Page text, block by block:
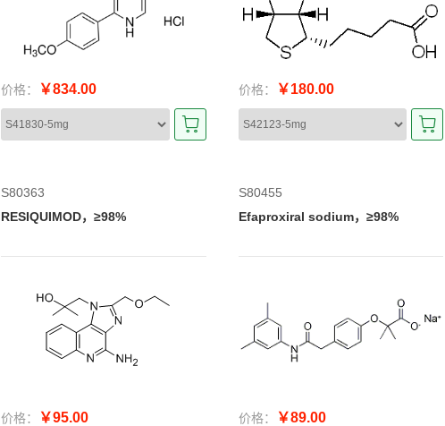
价格： ￥834.00 价格： ￥180.00
S80363
RESIQUIMOD，≥98%
价格： ￥95.00
S80455
Efaproxiral sodium，≥98%
价格： ￥89.00